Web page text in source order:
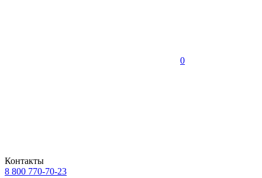
0
Контакты
8 800 770-70-23